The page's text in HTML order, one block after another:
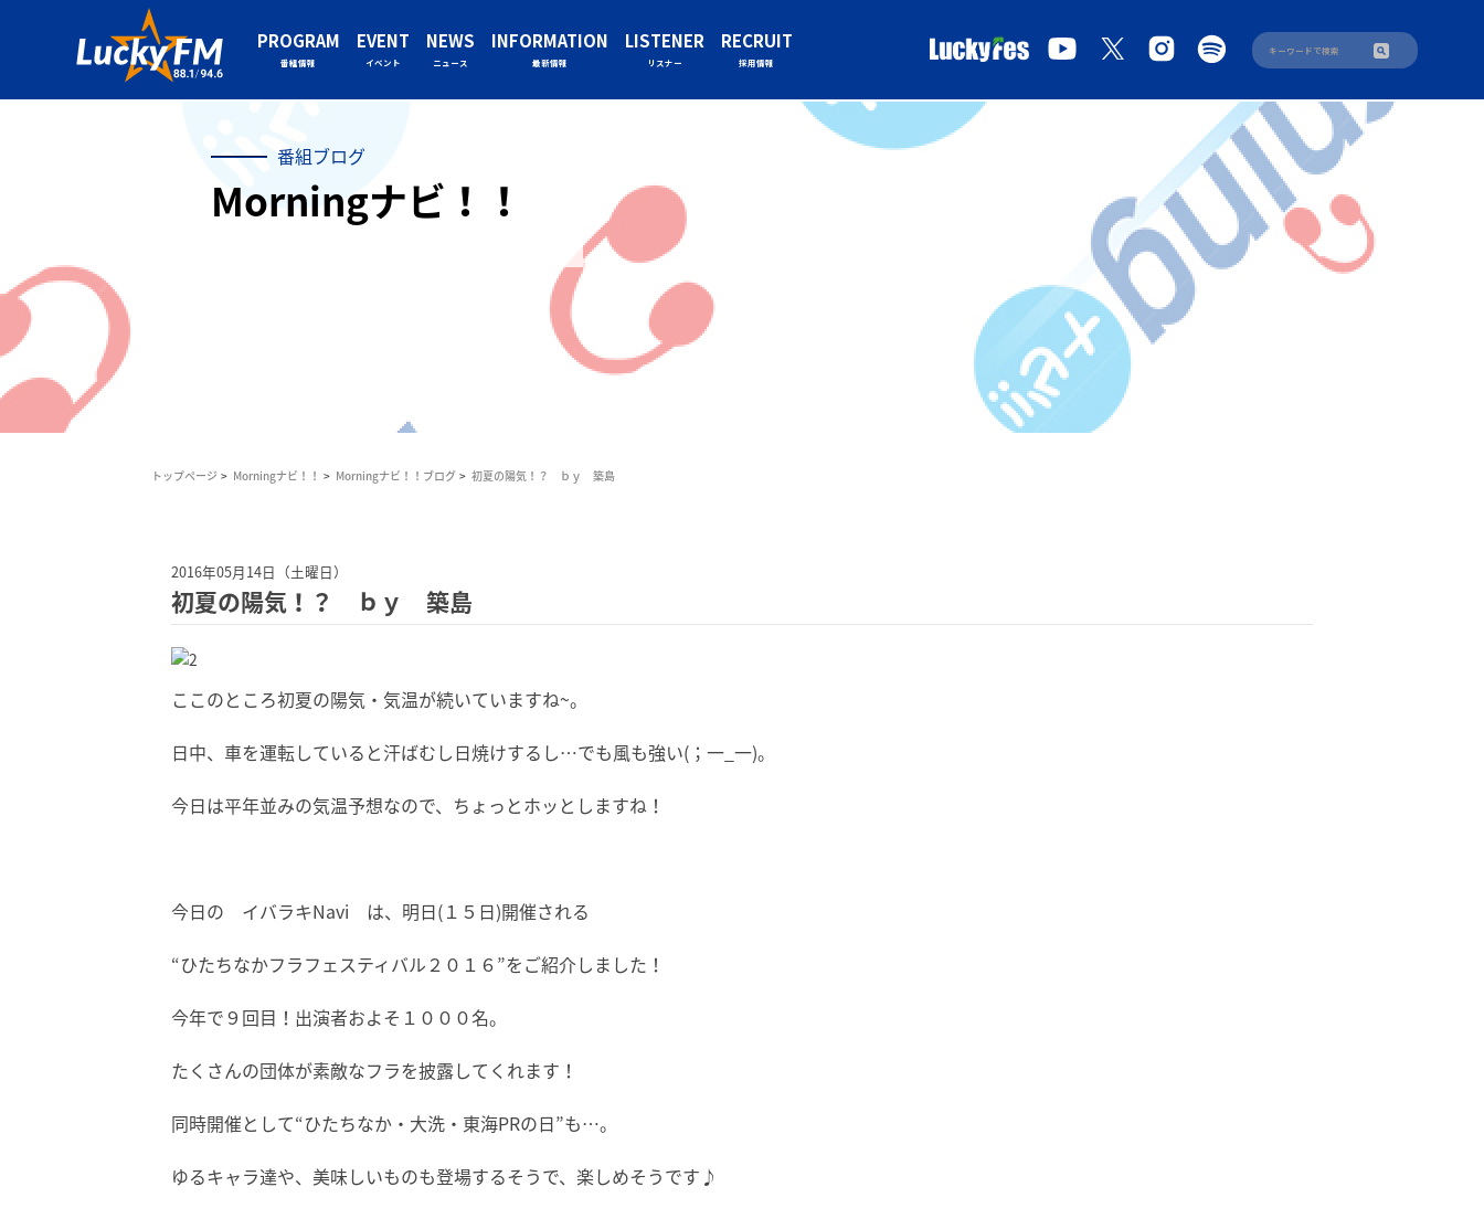
PROGRAM
番組情報
EVENT
イベント
NEWS
ニュース
INFORMATION
最新情報
LISTENER
リスナー
RECRUIT
採用情報
番組ブログ
Morningナビ！！
トップページ Morningナビ！！ Morningナビ！！ブログ 初夏の陽気！？ ｂｙ 築島
2016年05月14日（土曜日）
初夏の陽気！？ ｂｙ 築島
ここのところ初夏の陽気・気温が続いていますね~。
日中、車を運転していると汗ばむし日焼けするし…でも風も強い(；一_一)。
今日は平年並みの気温予想なので、ちょっとホッとしますね！
今日の イバラキNavi は、明日(１５日)開催される
“ひたちなかフラフェスティバル２０１６”をご紹介しました！
今年で９回目！出演者およそ１０００名。
たくさんの団体が素敵なフラを披露してくれます！
同時開催として“ひたちなか・大洗・東海PRの日”も…。
ゆるキャラ達や、美味しいものも登場するそうで、楽しめそうです♪